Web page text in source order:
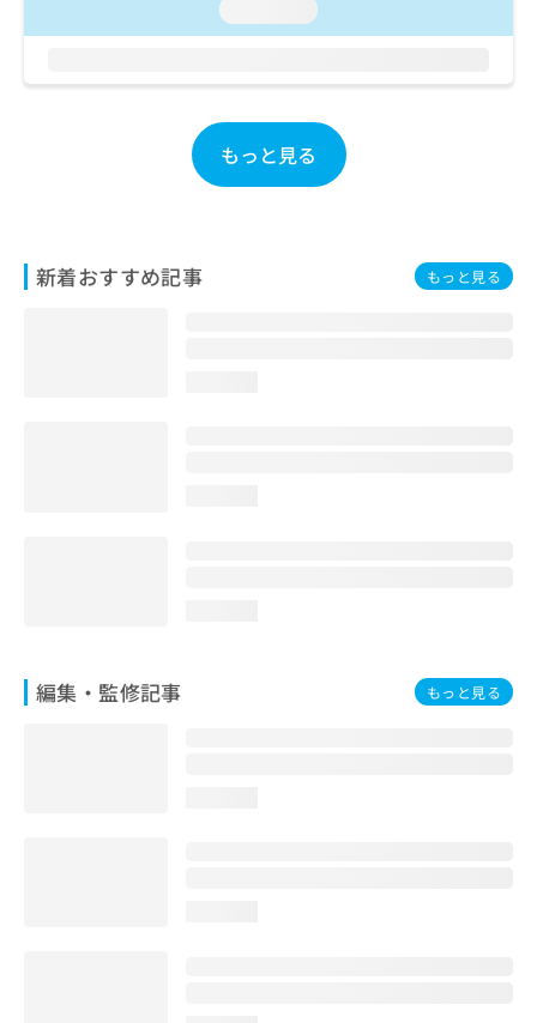
もっと見る
新着おすすめ記事 もっと見る
編集・監修記事 もっと見る
問
合